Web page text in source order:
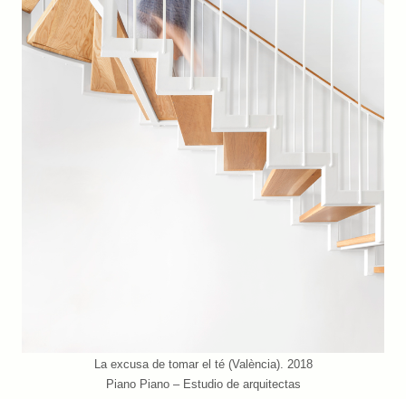
La excusa de tomar el té (València). 2018
Piano Piano – Estudio de arquitectas